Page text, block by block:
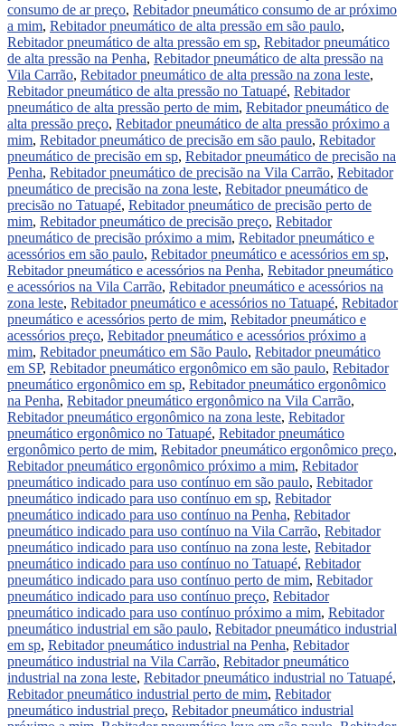
consumo de ar preço, Rebitador pneumático consumo de ar próximo
a mim, Rebitador pneumático de alta pressão em são paulo,
Rebitador pneumático de alta pressão em sp, Rebitador pneumático
de alta pressão na Penha, Rebitador pneumático de alta pressão na
Vila Carrão, Rebitador pneumático de alta pressão na zona leste,
Rebitador pneumático de alta pressão no Tatuapé, Rebitador
pneumático de alta pressão perto de mim, Rebitador pneumático de
alta pressão preço, Rebitador pneumático de alta pressão próximo a
mim, Rebitador pneumático de precisão em são paulo, Rebitador
pneumático de precisão em sp, Rebitador pneumático de precisão na
Penha, Rebitador pneumático de precisão na Vila Carrão, Rebitador
pneumático de precisão na zona leste, Rebitador pneumático de
precisão no Tatuapé, Rebitador pneumático de precisão perto de
mim, Rebitador pneumático de precisão preço, Rebitador
pneumático de precisão próximo a mim, Rebitador pneumático e
acessórios em são paulo, Rebitador pneumático e acessórios em sp,
Rebitador pneumático e acessórios na Penha, Rebitador pneumático
e acessórios na Vila Carrão, Rebitador pneumático e acessórios na
zona leste, Rebitador pneumático e acessórios no Tatuapé, Rebitador
pneumático e acessórios perto de mim, Rebitador pneumático e
acessórios preço, Rebitador pneumático e acessórios próximo a
mim, Rebitador pneumático em São Paulo, Rebitador pneumático
em SP, Rebitador pneumático ergonômico em são paulo, Rebitador
pneumático ergonômico em sp, Rebitador pneumático ergonômico
na Penha, Rebitador pneumático ergonômico na Vila Carrão,
Rebitador pneumático ergonômico na zona leste, Rebitador
pneumático ergonômico no Tatuapé, Rebitador pneumático
ergonômico perto de mim, Rebitador pneumático ergonômico preço,
Rebitador pneumático ergonômico próximo a mim, Rebitador
pneumático indicado para uso contínuo em são paulo, Rebitador
pneumático indicado para uso contínuo em sp, Rebitador
pneumático indicado para uso contínuo na Penha, Rebitador
pneumático indicado para uso contínuo na Vila Carrão, Rebitador
pneumático indicado para uso contínuo na zona leste, Rebitador
pneumático indicado para uso contínuo no Tatuapé, Rebitador
pneumático indicado para uso contínuo perto de mim, Rebitador
pneumático indicado para uso contínuo preço, Rebitador
pneumático indicado para uso contínuo próximo a mim, Rebitador
pneumático industrial em são paulo, Rebitador pneumático industrial
em sp, Rebitador pneumático industrial na Penha, Rebitador
pneumático industrial na Vila Carrão, Rebitador pneumático
industrial na zona leste, Rebitador pneumático industrial no Tatuapé,
Rebitador pneumático industrial perto de mim, Rebitador
pneumático industrial preço, Rebitador pneumático industrial